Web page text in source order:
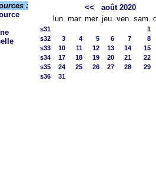
:
<<
août 2020
lun. mar. mer. jeu. ven. sam.
s31
1
s32
3 4 5 6 7
8
s33
10 11 12 13 14
15
s34
17 18 19 20 21
22
s35
24 25 26 27 28
29
s36
31